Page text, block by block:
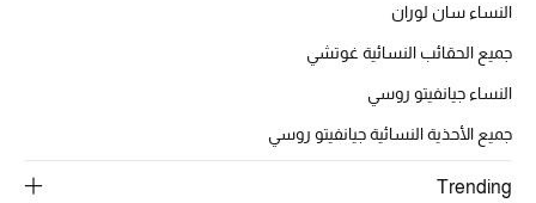
الأحذية الرجالية
أحذية للأطفال
أبرز المصممين
النساء سان لوران
جميع الحقائب النسائية غوتشي
النساء جيانفيتو روسي
جميع الأحذية النسائية جيانفيتو روسي
Trending